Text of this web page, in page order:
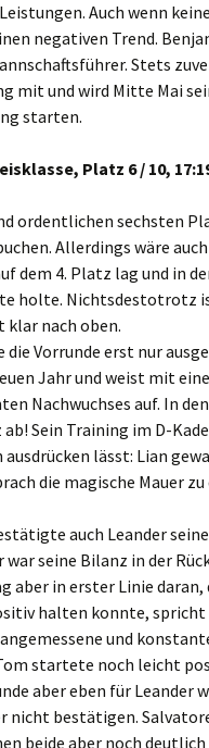
Auch wenn
negativen Trend.
Stets
mit und wird Mitte Mai
starten.
Platz 6 / 10,
ordentlichen sechsten
Allerdings wäre
dem 4. Platz lag und in
holte. Nichtsdestotrotz
nach oben.
die Vorrunde erst nur
Jahr und weist mit
Nachwuchses auf. In
ab! Sein Training im D-
lässt: Lian
die magische Mauer
auch Leander
war seine Bilanz in der
aber in erster Linie
halten konnte,
und
startete noch leicht
aber eben für Leander
nicht bestätigen.
beide aber noch